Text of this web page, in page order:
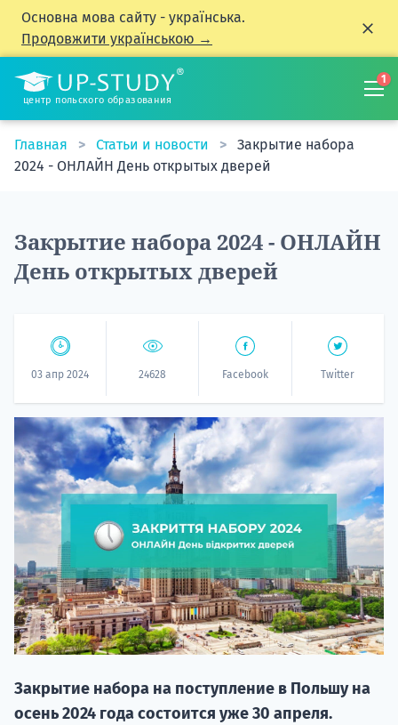
Основна мова сайту - українська.
Продовжити українською →
центр польского образования
1
Главная Статьи и новости
Закрытие набора
2024 - ОНЛАЙН День открытых дверей
Закрытие набора 2024 - ОНЛАЙН
День открытых дверей
03 апр 2024 24628 Facebook Twitter
Закрытие набора на поступление в Польшу на
осень 2024 года состоится уже 30 апреля.
20.09
НАБОР